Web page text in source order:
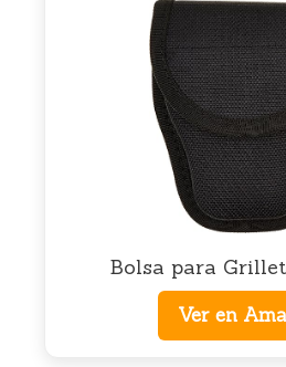
Bolsa para
Ver en